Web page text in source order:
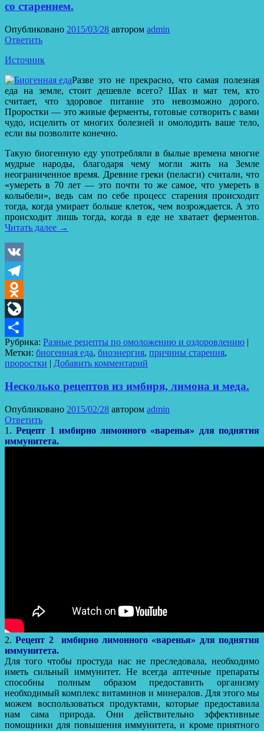
со старением.
Опубликовано 2015/03/28 автором admin
Ответить
Источник
Разве это не прекрасно, что самая полезная
еда на земле, стоит дешевле всего? Шах и мат тем, кто
считает, что здоровое питание это невозможно дорого.
Проростки — это живые ферменты, готовые сотворить с вами
чудо, исцелить от многих болезней и омолодить ваше тело,
если вы позволите конечно.
Такую биогенную еду употребляли в былые времена многие
мудрые народы, благодаря чему могли жить на Земле
неограниченное время. Древние греки (пеласги) считали, что
«умереть в 70 лет — это почти то же самое, что умереть в
колыбели», ведь сам по себе процесс старения происходит
тогда, когда умирает больше клеток, чем возрождается. А это
происходит лишь тогда, когда в еде не хватает ферментов.
Читать далее →
VK
Telegram
Odnoklassniki
LiveJournal
Отправить
Рубрика: Разные рецепты по омоложению и оздоровлению |
Метки: биогенная еда, биоэнергия, причины старения,
проростки | Добавить комментарий
Несколько рецептов из имбиря, лимона и меда.
Опубликовано 2015/02/28 автором admin
Ответить
1. Рецепт 1 имбирно лимонного «варенья» для поднятия
иммунитета.
2. Рецепт 2 имбирно лимонного «варенья» для поднятия
иммунитета.
Для того чтобы простуда нас не преследовала, необходимо
иметь сильный иммунитет. Не всегда аптечные препараты
способны полным образом предоставить организму
необходимый комплекс витаминов и минералов. Для этого мы
можем воспользоваться продуктами, которые предоставила
нам сама природа. Они действительно эффективные
помощники для повышения иммунитета, и кроме приятного